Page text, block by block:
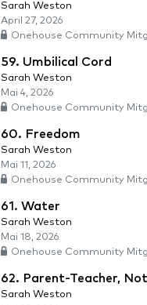
Sarah Weston
April 27, 2026
Onehouse Community
59. Umbilical Cord
Sarah Weston
Mai 4, 2026
Onehouse Community
60. Freedom
Sarah Weston
Mai 11, 2026
Onehouse Community
61. Water
Sarah Weston
Mai 18, 2026
Onehouse Community
62. Parent-Teacher,
Sarah Weston